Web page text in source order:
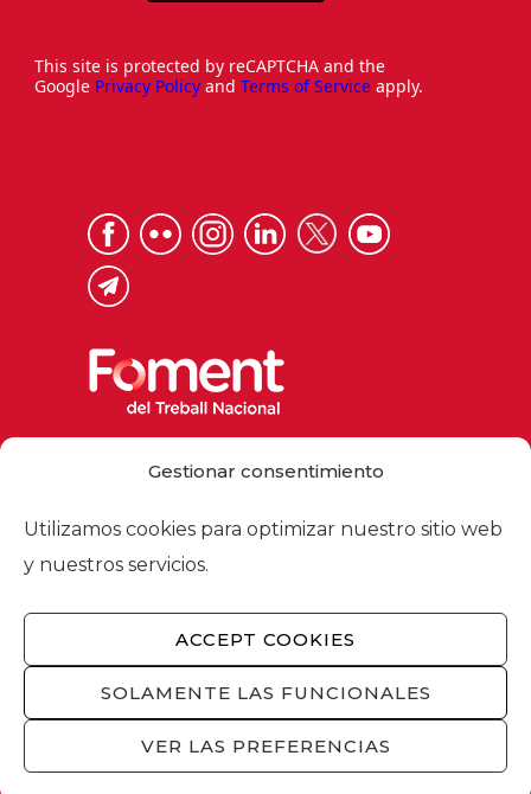
Gestionar consentimiento
Utilizamos cookies para optimizar nuestro sitio web
y nuestros servicios.
ACCEPT COOKIES
SOLAMENTE LAS FUNCIONALES
VER LAS PREFERENCIAS
This site is protected by reCAPTCHA and the
Google Privacy Policy and Terms of Service apply.
foment@foment.com
© 2026 - Foment del Treball Nacional
de privacidad /Política de cookies
Privacidad redes sociales